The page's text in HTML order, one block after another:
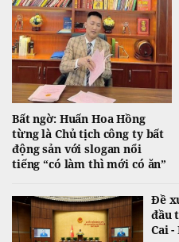
Bất ngờ: Huấn Hoa Hồng
từng là Chủ tịch công ty bất
động sản với slogan nổi
tiếng “có làm thì mới có ăn”
Đề
đầu
Cai -